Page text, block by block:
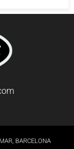
BARCELONA